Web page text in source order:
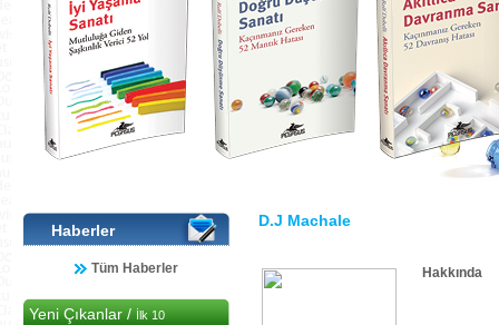
Haberler
Tüm Haberler
Yeni Çıkanlar /İlk 10
D.J Machale
Hakkında